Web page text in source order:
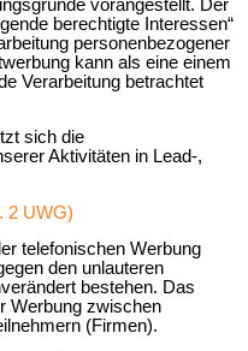
vorangestellt. Der
berechtigte Interessen“
personenbezogener
kann als eine einem
Verarbeitung betrachtet
sich die
Aktivitäten in Lead-,
2 UWG)
telefonischen Werbung
den unlauteren
bestehen. Das
Werbung zwischen
(Firmen).